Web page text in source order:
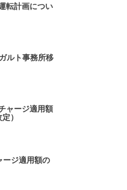
転計画につい
ルト事務所移
ャージ適用額
）
ジ適用額の